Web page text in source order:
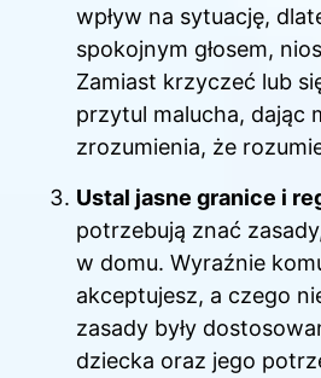
wpływ na sytuację,
spokojnym głosem,
Zamiast krzyczeć lub
przytul malucha, dając
zrozumienia, że
Ustal jasne granice i
potrzebują znać
w domu. Wyraźnie
akceptujesz, a czego
zasady były
dziecka oraz jego